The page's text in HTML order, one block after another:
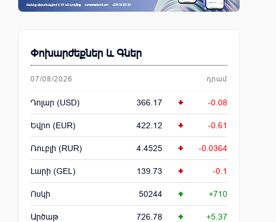
Փոխարժեքներ և Գներ
07/08/2026 դրամ
Դոլար (USD) 366.17 -0.08
Եվրո (EUR) 422.12 -0.61
Ռուբլի (RUR) 4.4525 -0.0364
Լարի (GEL) 139.73 -0.1
Ոսկի 50244 +710
Արծաթ 726.78 +5.37